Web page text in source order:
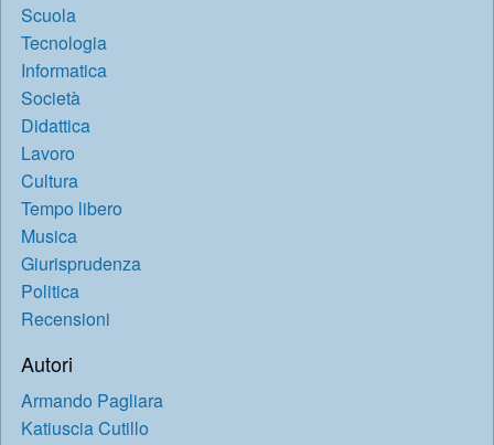
Scuola
Tecnologia
Informatica
Società
Didattica
Lavoro
Cultura
Tempo libero
Musica
Giurisprudenza
Politica
Recensioni
Autori
Armando Pagliara
Katiuscia Cutillo